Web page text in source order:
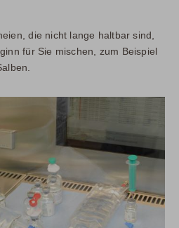
die nicht lange haltbar sind,
für Sie mischen, zum Beispiel